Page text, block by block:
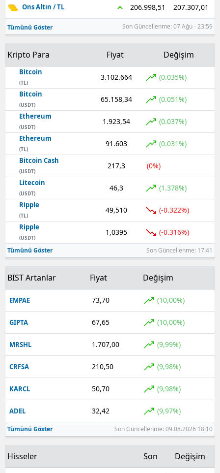
Samsun
Siirt
Sinop
Sivas
Tekirdağ
Tokat
Tunceli
Şanlıurfa
Uşak
Yozgat
Zonguldak
Aksaray
Bayburt
Karaman
Kırıkkale
Şırnak
Bartın
Ardahan
Yalova
Ons Altın / TL 206.998,51 207.307,01
Tümünü Göster Son Güncellenme: 07 Ağu - 23:59
Kripto Para Fiyat Değişim
Bitcoin
(TL)
3.102.664 (0.035%)
Bitcoin
(USDT)
65.158,34 (0.051%)
Ethereum
(USDT)
1.923,54 (0.037%)
Ethereum
(TL)
91.603 (0.031%)
Bitcoin Cash
(USDT)
217,3 (0%)
Litecoin
(USDT)
46,3 (1.378%)
Ripple
(TL)
49,510 (-0.322%)
Ripple
(USDT)
1,0395 (-0.316%)
Tümünü Göster Son Güncellenme: 17:41
BIST Artanlar Fiyat Değişim
EMPAE 73,70 (10,00%)
GIPTA 67,65 (10,00%)
MRSHL 1.707,00 (9,99%)
CRFSA 210,50 (9,98%)
KARCL 50,70 (9,98%)
ADEL 32,42 (9,97%)
Tümünü Göster Son Güncellenme: 09.08.2026 18:10
Hisseler Son Değişim